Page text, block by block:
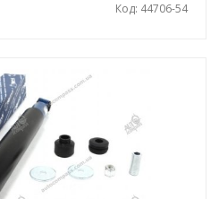
Код: 44706-54